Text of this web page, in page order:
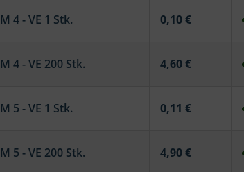
M 4 - VE 1 Stk. 0,10 €
M 4 - VE 200 Stk. 4,60 €
M 5 - VE 1 Stk. 0,11 €
M 5 - VE 200 Stk. 4,90 €